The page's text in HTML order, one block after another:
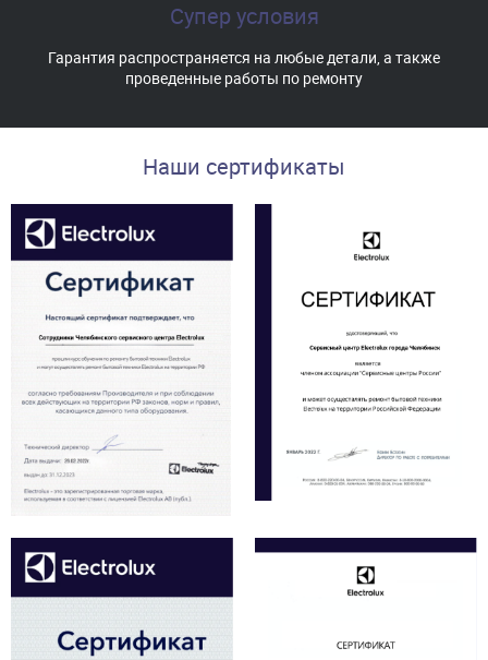
Супер условия
Гарантия распространяется на любые детали, а также
проведенные работы по ремонту
Наши сертификаты